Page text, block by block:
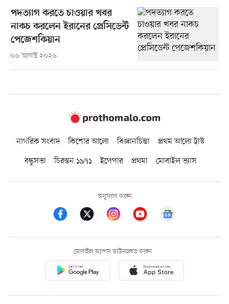
পদত্যাগ করতে চাওয়ার খবর
নাকচ করলেন ইরানের প্রেসিডেন্ট
পেজেশকিয়ান
০৬ আগস্ট ২০২৬
নাগরিক সংবাদ কিশোর আলো বিজ্ঞানচিন্তা
প্রথম আলো ট্রাস্ট
বন্ধুসভা
চিরন্তন ১৯৭১ ইপেপার প্রথমা মোবাইল ভ্যাস
অনুসরণ করুন
মোবাইল অ্যাপস ডাউনলোড করুন